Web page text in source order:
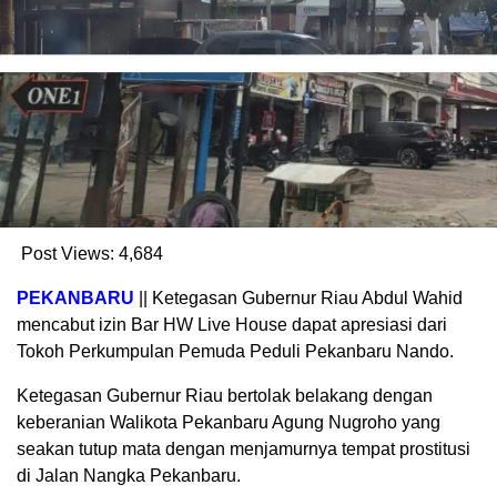
Post Views: 4,684
PEKANBARU || Ketegasan Gubernur Riau Abdul Wahid
mencabut izin Bar HW Live House dapat apresiasi dari
Tokoh Perkumpulan Pemuda Peduli Pekanbaru Nando.
Ketegasan Gubernur Riau bertolak belakang dengan
keberanian Walikota Pekanbaru Agung Nugroho yang
seakan tutup mata dengan menjamurnya tempat prostitusi
di Jalan Nangka Pekanbaru.